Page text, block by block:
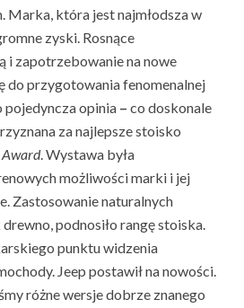
Marka, która jest najmłodsza w
zyski. Rosnące
i zapotrzebowanie na nowe
do przygotowania fenomenalnej
opinia – co doskonale
za najlepsze stoisko
. Wystawa była
możliwości marki i jej
Zastosowanie naturalnych
podnosiło rangę stoiska.
punktu widzenia
Jeep postawił na nowości.
różne wersje dobrze znanego